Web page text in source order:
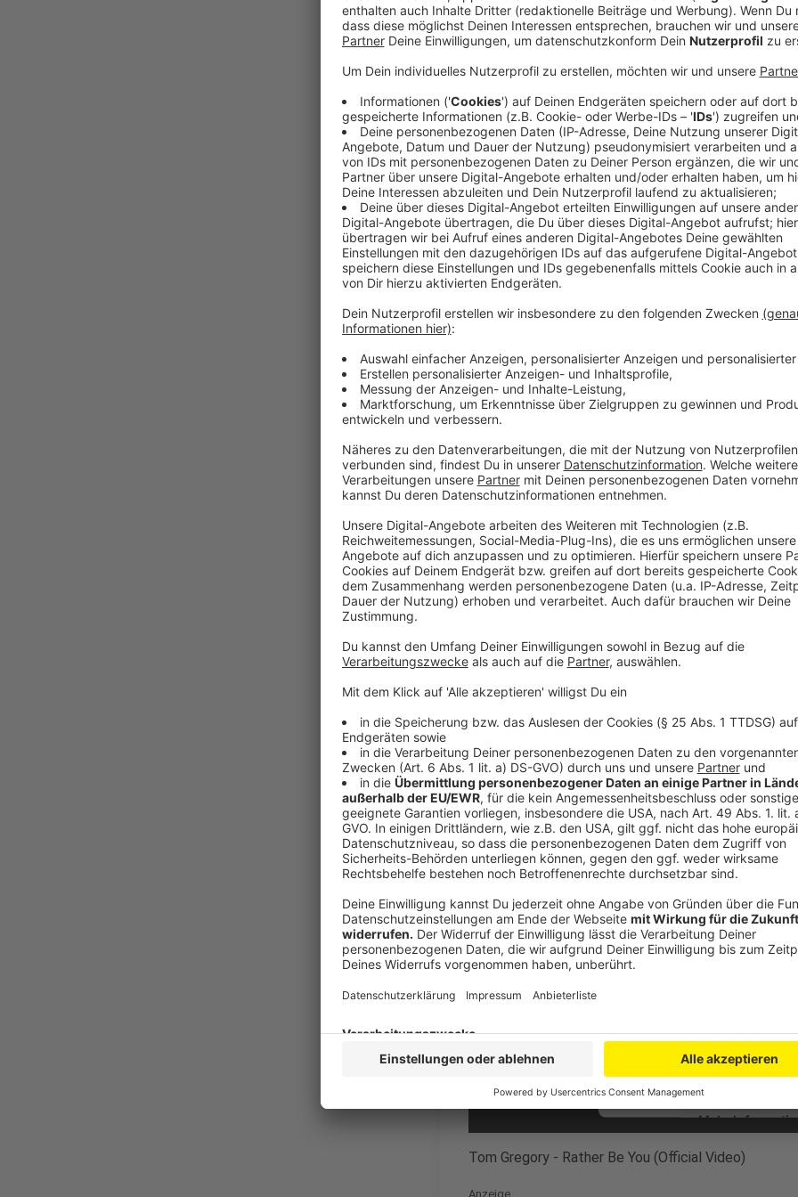
"Organisch, urban, ausdrucksstark": So wird das
Schauspieler Tom Gregory beschrieben. "Heaven
und einem Bonustrack daher. Sie erzählen
Geschichten über seine Erfahrungen in
zu Gitarren (im Song "Fingetips") und der Angst
Anzeige
Geboren und aufgewachsen ist Tom Gregory mit
Englands. Blackpool ist ein kleines Fischerdorf ohne
Heimat ist Deutschland. Das kommt einem
"Beatles" von Hamburg aus ihre Weltkarriere
musikalischen Legenden. Und seine Ansprüche an
davor einen Job zu machen, den ich hasse. Ich war
Anzeige
Tom Gregory über seine
Anzeige
Was für ihn zählt, ist die Musik und das Gefühl,
der Strecke bleibt. Er sagt von sich selbst, dass er
seiner Vision folge. Mit "Heaven In A World So
Richtung gewagt. Hier könnt ihr euch sein
Anzeige
Anzeige
Wir benötigen Ihre
den YouTube
laden!
Wir verwenden einen
einzubetten. Dieser
Ihren Aktivitäten
die Details durch und
Nutzung des Service zu,
Mehr
Akzeptieren
Tom Gregory - Rather Be You (Official Video)
Anzeige